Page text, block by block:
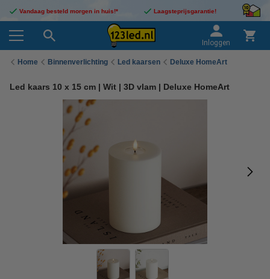
Vandaag besteld morgen in huis!* Laagsteprijsgarantie!
Inloggen
Home Binnenverlichting Led kaarsen Deluxe HomeArt
Led kaars 10 x 15 cm | Wit | 3D vlam | Deluxe HomeArt